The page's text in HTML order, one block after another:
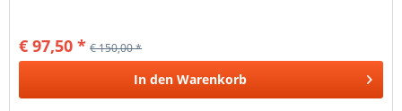
€ 97,50 * € 150,00 *
In den Warenkorb